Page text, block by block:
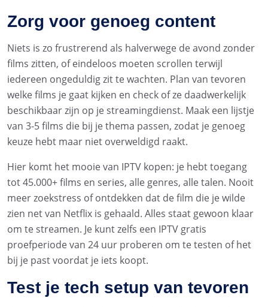
Zorg voor genoeg content
Niets is zo frustrerend als halverwege de avond zonder
films zitten, of eindeloos moeten scrollen terwijl
iedereen ongeduldig zit te wachten. Plan van tevoren
welke films je gaat kijken en check of ze daadwerkelijk
beschikbaar zijn op je streamingdienst. Maak een lijstje
van 3-5 films die bij je thema passen, zodat je genoeg
keuze hebt maar niet overweldigd raakt.
Hier komt het mooie van IPTV kopen: je hebt toegang
tot 45.000+ films en series, alle genres, alle talen. Nooit
meer zoekstress of ontdekken dat de film die je wilde
zien net van Netflix is gehaald. Alles staat gewoon klaar
om te streamen. Je kunt zelfs een IPTV gratis
proefperiode van 24 uur proberen om te testen of het
bij je past voordat je iets koopt.
Test je tech setup van tevoren